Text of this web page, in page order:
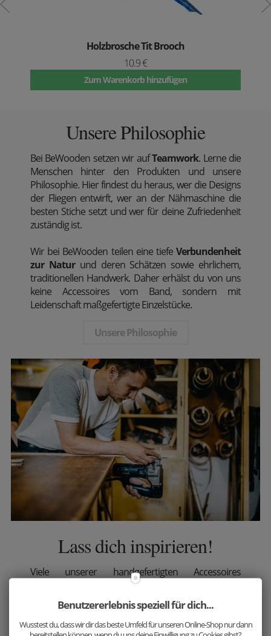
Holzbrosche Tit Brooch
10.9 €
Zum Warenkorb hinzufügen
Unsere Philosophie
Bei BeWooden setzen wir aufTeamwork. Lerne die
Menschen hinter den Produkten und unsere
Philosophie. Hier findest du heraus, wer die Designs
der Fliegen entwirft, wer an der Nähmaschine die
besten Stiche setzt und wer für deine Zufriedenheit
zuständig ist.
Wir bei BeWooden teilen eine tiefe Verbundenheit
zur Naturund deren Schätzen sowie ehrlichem,
traditionellen Handwerk. Daher erhälst du von uns
keine Accessoires vom Band, sondern mit
Leidenschaft maßgefertigte Einzelstücke.
Unsere Philosophie
Lass dich inspirieren!
Viele unserer handgefertigten Accessoires
harmonieren aufgrund der ausgewählten,
passenden Holzarten großartig miteinander.
Ergänze jetzt dein Outfit mit unseren einzigartigen
Benutzererlebnis speziell für dich...
Wusstest du, dass wir dir das beste Umfeld für unseren Online-Shop nur dann